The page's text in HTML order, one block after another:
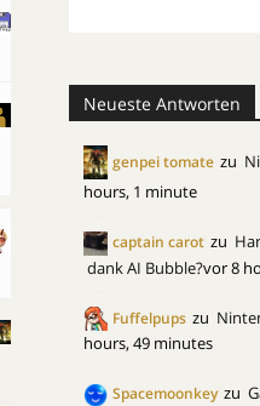
Neueste Antworten
genpei tomate zu
hours, 1 minute
captain carot zu
dank AI Bubble?vor 8
Fuffelpups zu
hours, 49 minutes
Spacemoonkey zu